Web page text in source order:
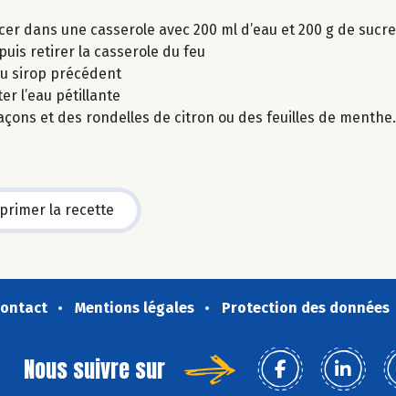
dans une casserole avec 200 ml d’eau et 200 g de sucre
retirer la casserole du feu
sirop précédent
l’eau pétillante
et des rondelles de citron ou des feuilles de menthe.
la recette
Mentions légales Protection des données
Nous suivre sur